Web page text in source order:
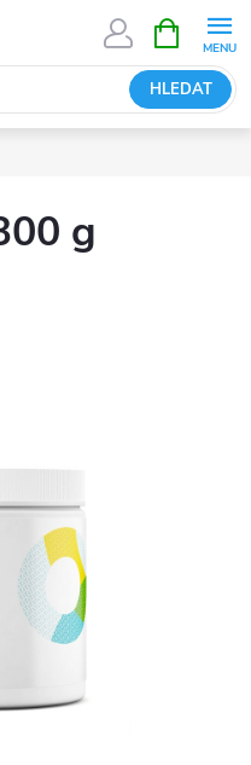
HLEDAT
NÁKUPNÍ
KOŠÍK
g